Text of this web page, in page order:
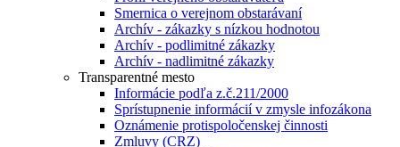
Smernica o verejnom obstarávaní
Archív - zákazky s nízkou hodnotou
Archív - podlimitné zákazky
Archív - nadlimitné zákazky
Transparentné mesto
Informácie podľa z.č.211/2000
Sprístupnenie informácií v zmysle infozákona
Oznámenie protispoločenskej činnosti
Zmluvy (CRZ)